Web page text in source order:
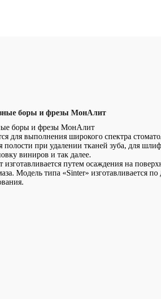
боры и фрезы МонАлит
боры и фрезы МонАлит
для выполнения широкого спектра
при удалении тканей зуба, для
виниров и так далее.
путем осаждения на
Модель типа «Sinter» изготавливается по